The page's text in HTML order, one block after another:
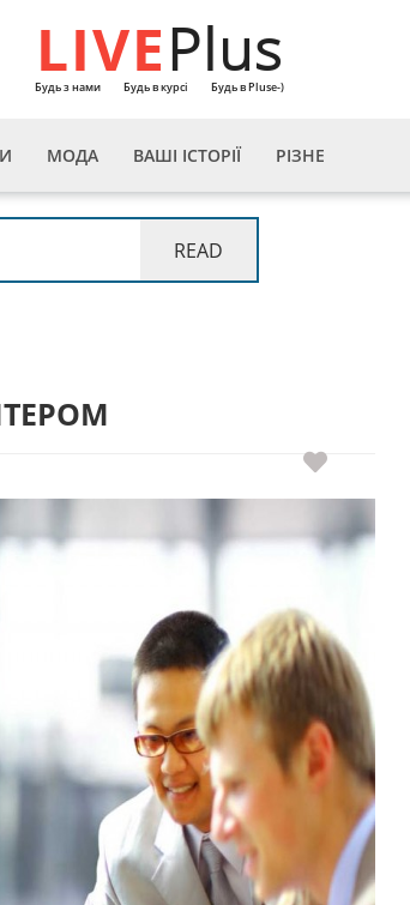
LIVEPlus
Будь з нами Будь в курсі Будь в Pluse-)
МОДА ВАШІ ІСТОРІЇ РІЗНЕ